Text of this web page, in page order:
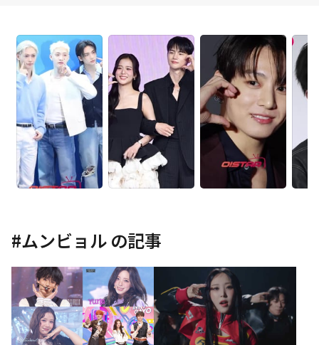
#ムンビョル の記事